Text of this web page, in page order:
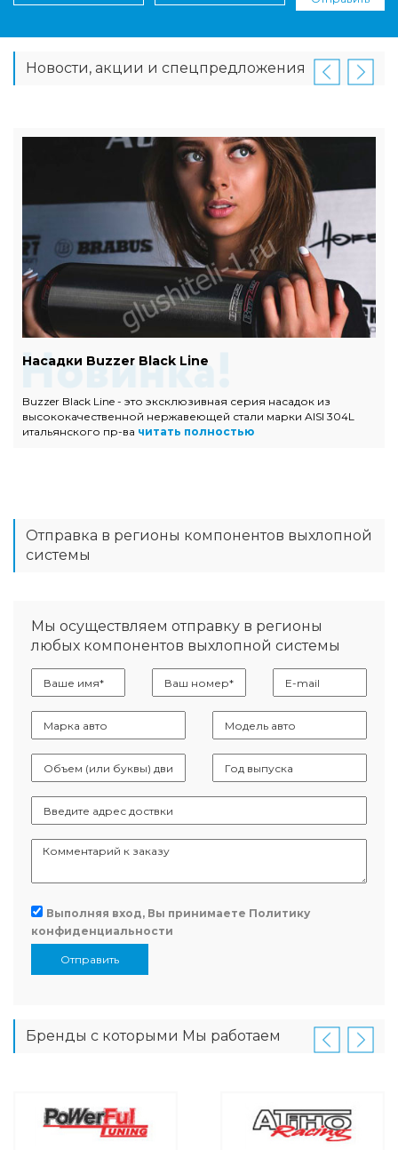
Новости, акции и спецпредложения
Насадки Buzzer Black Line
Buzzer Black Line - это эксклюзивная серия насадок из
высококачественной нержавеющей стали марки AISI 304L
итальянского пр-ва читать полностью
Отправка в регионы компонентов выхлопной
системы
Мы осуществляем отправку в регионы
любых компонентов выхлопной системы
Выполняя вход, Вы принимаете Политику
конфиденциальности
Отправить
Бренды с которыми Мы работаем